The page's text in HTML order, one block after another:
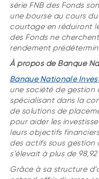
série FNB des Fonds
une bourse au cours
courtage en réduiront
des Fonds ne
rendement
À propos de Banque
Banque Nationale
une société de gestion
spécialisant dans la
de solutions de
pour aider les
leurs objectifs
des actifs sous gestion
s’élevait à plus de
Grâce à sa structure